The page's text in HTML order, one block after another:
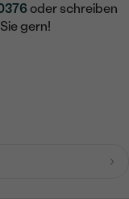
oder schreiben
gern!